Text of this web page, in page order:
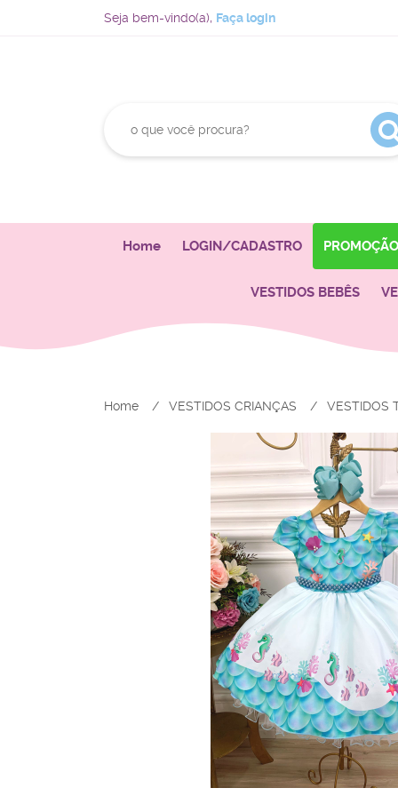
Seja bem-vindo(a), Faça login
Home LOGIN/CADASTRO PROMOÇÃO
VESTIDOS BEBÊS
Home VESTIDOS CRIANÇAS VESTIDOS